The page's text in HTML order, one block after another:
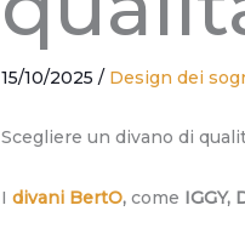
15/10/2025/ Design dei
Scegliere un divano di
I divani BertO,come IGGY,